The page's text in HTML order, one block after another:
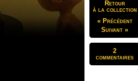
Retour
à la collection
« Précédent
Suivant »
2
commentaires